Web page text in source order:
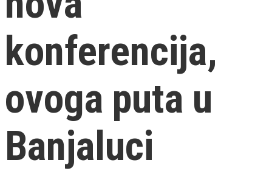
konferencija,
ovoga puta u
Banjaluci